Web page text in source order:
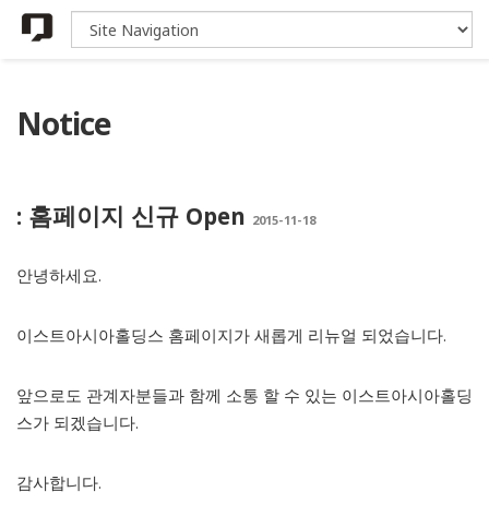
Notice
: 홈페이지 신규 Open 2015-11-18
안녕하세요.
이스트아시아홀딩스 홈페이지가 새롭게 리뉴얼 되었습니다.
앞으로도 관계자분들과 함께 소통 할 수 있는 이스트아시아홀딩
스가 되겠습니다.
감사합니다.